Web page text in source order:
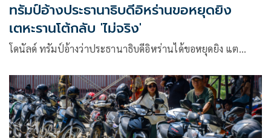
ทรัมป์อ้างประธานาธิบดีอิหร่านขอหยุดยิง
เตหะรานโต้กลับ 'ไม่จริง'
โดนัลด์ ทรัมป์อ้างว่าประธานาธิบดีอิหร่านได้ขอหยุดยิง แต…